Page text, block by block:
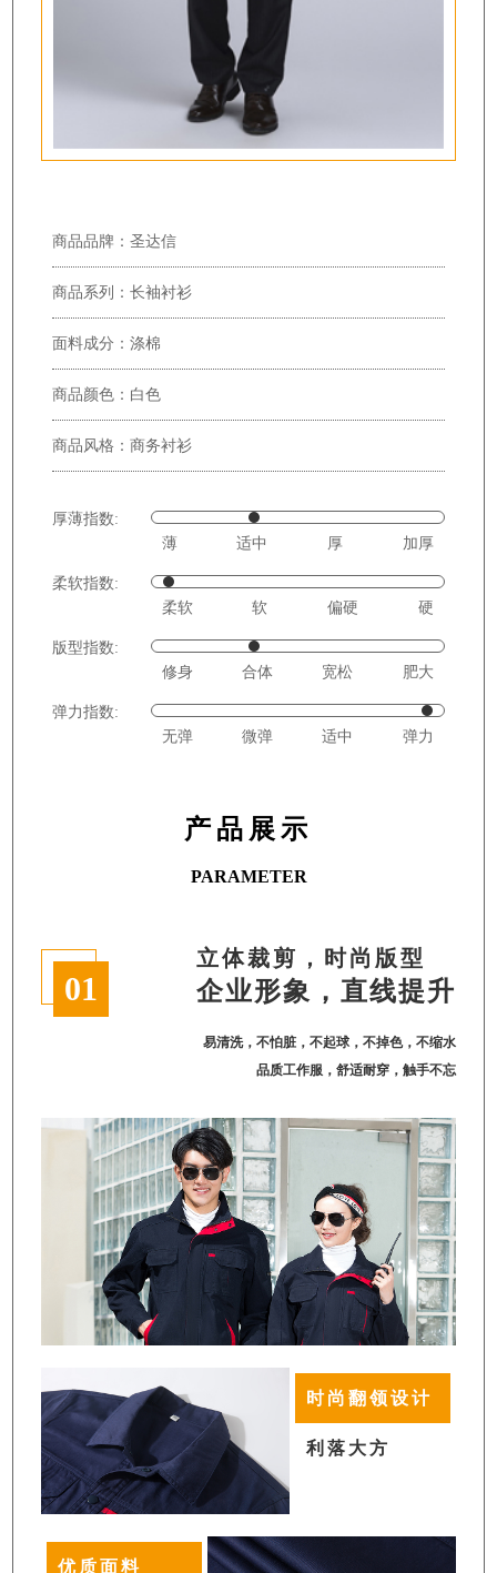
商品品牌：圣达信
商品系列：长袖衬衫
面料成分：涤棉
商品颜色：白色
商品风格：商务衬衫
厚薄指数:
薄
适中 厚 加厚
柔软指数:
柔软
软 偏硬 硬
版型指数:
修身
合体 宽松 肥大
弹力指数:
无弹
微弹 适中 弹力
产品展示
PARAMETER
01
立体裁剪，时尚版型
企业形象，直线提升
易清洗，不怕脏，不起球，不掉色，不缩水
品质工作服，舒适耐穿，触手不忘
时尚翻领设计
利落大方
优质面料